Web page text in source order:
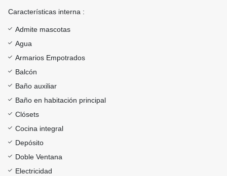
Características interna :
Admite mascotas
Agua
Armarios Empotrados
Balcón
Baño auxiliar
Baño en habitación principal
Clósets
Cocina integral
Depósito
Doble Ventana
Electricidad